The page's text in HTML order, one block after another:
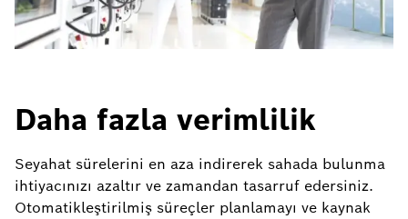
Daha fazla verimlilik
Seyahat sürelerini en aza indirerek sahada bulunma
ihtiyacınızı azaltır ve zamandan tasarruf edersiniz.
Otomatikleştirilmiş süreçler planlamayı ve kaynak